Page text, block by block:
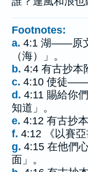
Footnotes:
a. 4:1 湖——原
（海）」。
b. 4:4 有古抄本
c. 4:10 使徒——
d. 4:11 賜給你
知道」。
e. 4:12 有古抄
f. 4:12 《以賽亞
g. 4:15 在他們
面」。